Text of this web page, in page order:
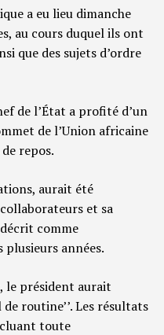
a eu lieu dimanche
au cours duquel ils ont
que des sujets d’ordre
de l’État a profité d’un
de l’Union africaine
repos.
aurait été
et sa
comme
années.
le président aurait
routine’’. Les résultats
toute